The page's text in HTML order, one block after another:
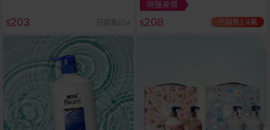
$203 已銷售814
現賺美幣
$208 已銷售1.4萬